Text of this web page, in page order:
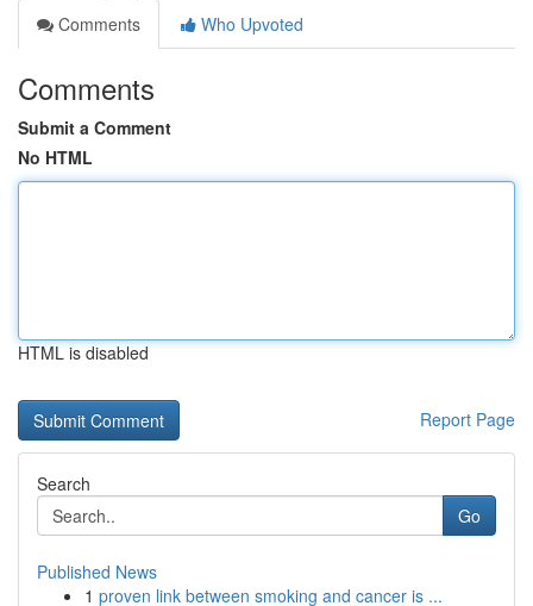
Comments
Who Upvoted
Comments
Submit a Comment
No HTML
HTML is disabled
Report Page
Search
Go
Published News
1 proven link between smoking and cancer is ...